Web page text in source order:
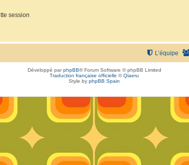
session
L’équipe
Développé parphpBB® Forum Software © phpBB Limited
Traduction française officielle ©Qiaeru
Style by phpBB Spain